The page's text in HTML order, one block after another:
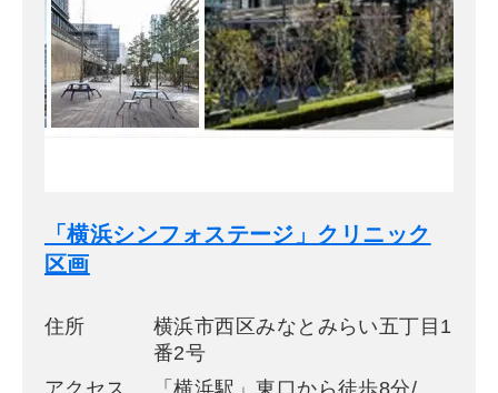
「横浜シンフォステージ」クリニック
区画
住所
横浜市西区みなとみらい五丁目1
番2号
アクセス
「横浜駅」東口から徒歩8分/